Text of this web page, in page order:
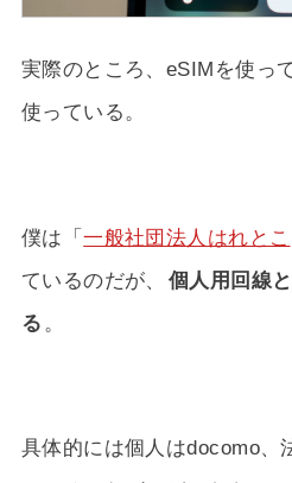
実際のところ、eSIMを使っ
使っている。
僕は「一般社団法人はれとこ
ているのだが、
個人用回線
る 。
具体的には個人はdocomo、